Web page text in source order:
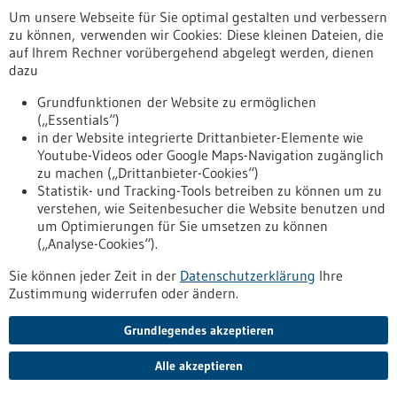
Erscheinungsdatum
Nach oben
Informiert bleiben
Newsletter abonnieren
Um unsere Webseite für Sie optimal gestalten und verbessern
zu können, verwenden wir Cookies: Diese kleinen Dateien, die
auf Ihrem Rechner vorübergehend abgelegt werden, dienen
dazu
Grundfunktionen der Website zu ermöglichen
(„Essentials“)
in der Website integrierte Drittanbieter-Elemente wie
Youtube-Videos oder Google Maps-Navigation zugänglich
zu machen („Drittanbieter-Cookies“)
Statistik- und Tracking-Tools betreiben zu können um zu
verstehen, wie Seitenbesucher die Website benutzen und
um Optimierungen für Sie umsetzen zu können
(„Analyse-Cookies“).
Sie können jeder Zeit in der Datenschutzerklärung Ihre
Zustimmung widerrufen oder ändern.
Grundlegendes akzeptieren
Alle akzeptieren